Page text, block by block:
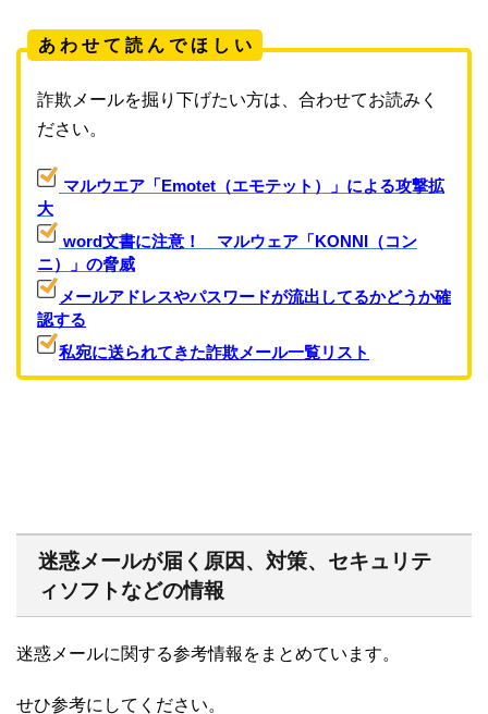
あ わ せ て 読 ん で ほ し い
詐欺メールを掘り下げたい方は、合わせてお読みく
ださい。
マルウエア「Emotet（エモテット）」による攻撃拡
大
word文書に注意！ マルウェア「KONNI（コン
ニ）」の脅威
メールアドレスやパスワードが流出してるかどうか確
認する
私宛に送られてきた詐欺メール一覧リスト
迷惑メールが届く原因、対策、セキュリテ
ィソフトなどの情報
迷惑メールに関する参考情報をまとめています。
せひ参考にしてください。